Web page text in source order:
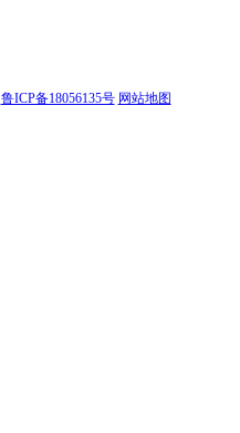
鲁ICP备18056135号 网站地图